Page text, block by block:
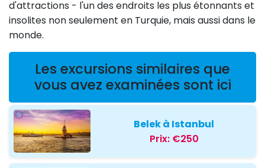
d'attractions - l'un des endroits les plus étonnants et
insolites non seulement en Turquie, mais aussi dans le
monde.
Les excursions similaires que
vous avez examinées sont ici
Belek à Istanbul
Prix: €250